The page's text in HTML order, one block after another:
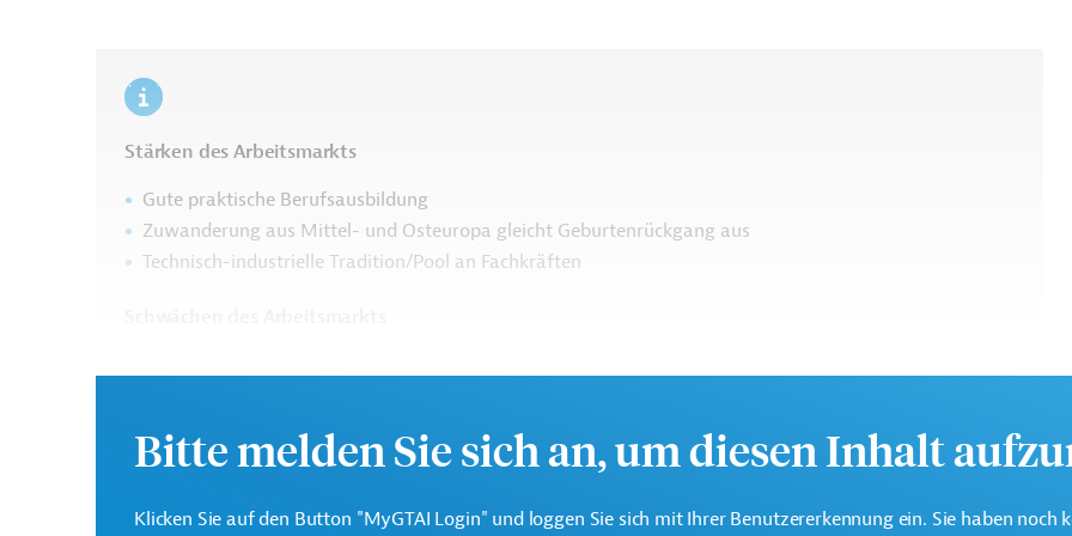
Stärken des Arbeitsmarkts
Gute praktische Berufsausbildung
Zuwanderung aus Mittel- und Osteuropa gleicht Geburtenrückgang aus
Technisch-industrielle Tradition/Pool an Fachkräften
Produktivität der Arbeitskräfte stagniert
Bitte melden Sie sich an, um diesen Inhalt
Klicken Sie auf den Button "MyGTAI Login" und loggen Sie sich mit Ihrer Benutzererkennung ein. Sie haben noch